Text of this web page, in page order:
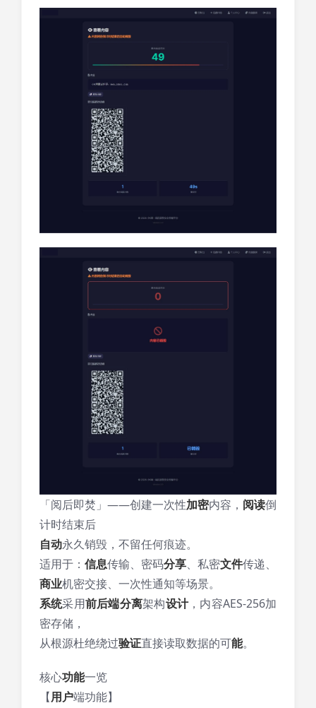
「阅后即焚」——创建一次性加密内容， 阅读倒
计时结束后
自动永久销毁，不留任何痕迹。
适用于： 信息传输、密码分享、私密文件传递、
商业机密交接、一次性通知等场景。
系统采用前后端分离架构设计，内容AES-256加
密存储，
从根源杜绝绕过验证直接读取数据的可能。
核心功能一览
【用户端功能】